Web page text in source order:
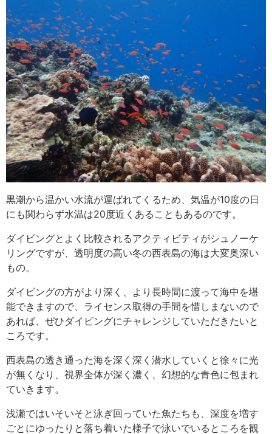
黒潮から温かい水流が運ばれてくるため、気温が10度の日
にも関わらず水温は20度近くあることもあるのです。
ダイビングとよく比較されるアクティビティがシュノーケ
リングですが、透明度の高い冬の西表島の海は大変奥深い
もの。
ダイビングの方がより深く、より長時間に渡って海中を堪
能できますので、ライセンス取得の手間を惜しまないので
あれば、ぜひダイビングにチャレンジしていただきたいと
ころです。
西表島の透き通った海を深く深く潜水していくと徐々に光
が無くなり、視界全体が深く濃く、幻想的な青色に包まれ
ていきます。
浅瀬ではいそいそと泳ぎ回っていた魚たちも、深度を増す
ごとにゆったりと落ち着いた様子で泳いでいるところを観